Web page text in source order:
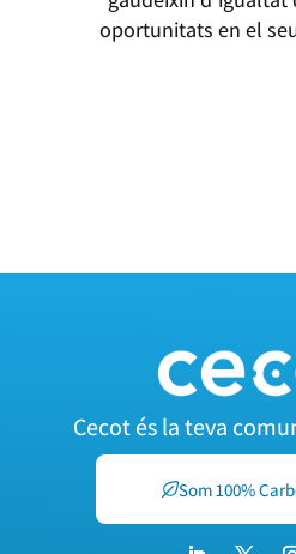
oportunitats en el
Cecot és la teva
Som 100%